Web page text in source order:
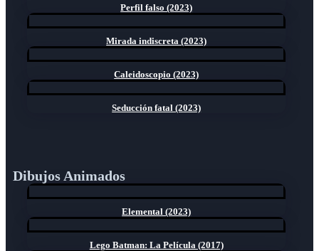
Perfil falso (2023)
Mirada indiscreta (2023)
Caleidoscopio (2023)
Seducción fatal (2023)
Dibujos Animados
Elemental (2023)
Lego Batman: La Película (2017)